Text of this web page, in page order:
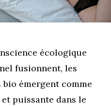
écologique
fusionnent, les
émergent comme
puissante dans le